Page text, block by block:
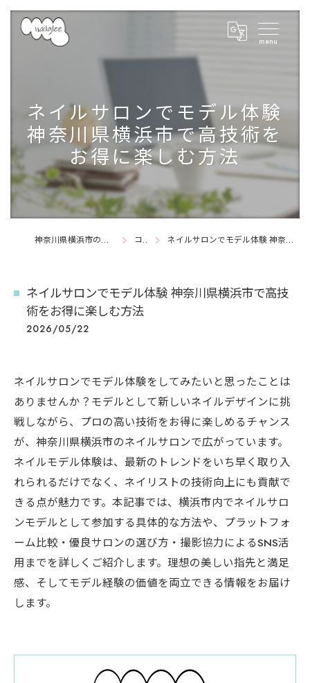
ネイルサロンでモデル体験
神奈川県横浜市で高技術を
お得に楽しむ方法
神奈川県横浜市のネイルサロンならnail glee コラム ネイルサロンでモデル体験 神奈川県横浜市で高技術をお得に楽しむ方法
ネイルサロンでモデル体験 神奈川県横浜市で高技
術をお得に楽しむ方法
2026/05/22
ネイルサロンでモデル体験をしてみたいと思ったことは
ありませんか？モデルとして新しいネイルデザインに挑
戦しながら、プロの高い技術をお得に楽しめるチャンス
が、神奈川県横浜市のネイルサロンで広がっています。
ネイルモデル体験は、最新のトレンドをいち早く取り入
れられるだけでなく、ネイリストの技術向上にも貢献で
きる点が魅力です。本記事では、横浜市内でネイルサロ
ンモデルとして参加する具体的な方法や、プラットフォ
ーム比較・優良サロンの選び方・撮影協力によるSNS活
用までを詳しくご紹介します。理想の美しい指先と満足
感、そしてモデル経験の価値を両立できる情報をお届け
します。